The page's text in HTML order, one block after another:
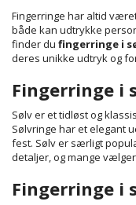
Fingerringe har altid
både kan udtrykke
finder du fingerringe i
deres unikke udtryk og
Fingerringe i
Sølv er et tidløst og
Sølvringe har et elegant
fest. Sølv er særligt
detaljer, og mange
Fingerringe i